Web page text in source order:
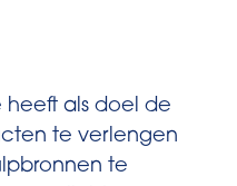
als doel de
te verlengen
te